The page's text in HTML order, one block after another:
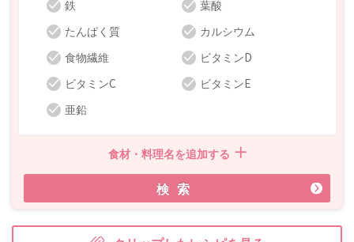
鉄
葉酸
たんぱく質
カルシウム
食物繊維
ビタミンD
ビタミンC
ビタミンE
亜鉛
食材・料理名を追加する
検索